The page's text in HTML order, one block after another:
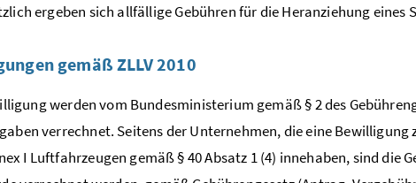
ergeben sich allfällige Gebühren für die Heranziehung eines
gemäß ZLLV 2010
werden vom Bundesministerium gemäß § 2 des
verrechnet. Seitens der Unternehmen, die eine
I Luftfahrzeugen gemäß § 40 Absatz 1 (4) innehaben, sind die